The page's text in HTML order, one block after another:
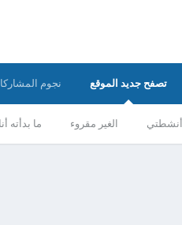
تصفح جديد الموقع
أنشطتي الغير مقروء ما بدأته أنا
نجوم